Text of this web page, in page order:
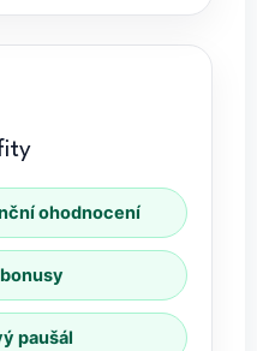
ohodnocení
paušál